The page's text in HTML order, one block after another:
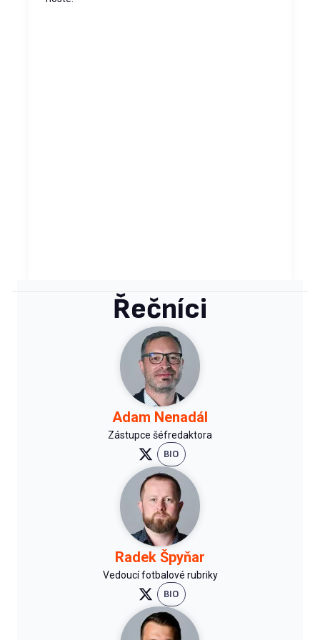
Řečníci
Adam Nenadál
Zástupce šéfredaktora
BIO
Radek Špyňar
Vedoucí fotbalové rubriky
BIO